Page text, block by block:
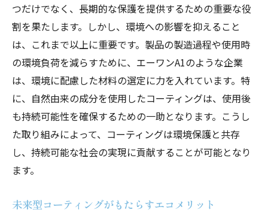
つだけでなく、長期的な保護を提供するための重要な役
割を果たします。しかし、環境への影響を抑えること
は、これまで以上に重要です。製品の製造過程や使用時
の環境負荷を減らすために、エーワンA1のような企業
は、環境に配慮した材料の選定に力を入れています。特
に、自然由来の成分を使用したコーティングは、使用後
も持続可能性を確保するための一助となります。こうし
た取り組みによって、コーティングは環境保護と共存
し、持続可能な社会の実現に貢献することが可能となり
ます。
未来型コーティングがもたらすエコメリット